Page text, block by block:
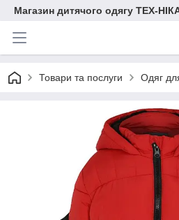
Магазин дитячого одягу ТЕХ-
Товари та послуги Одяг